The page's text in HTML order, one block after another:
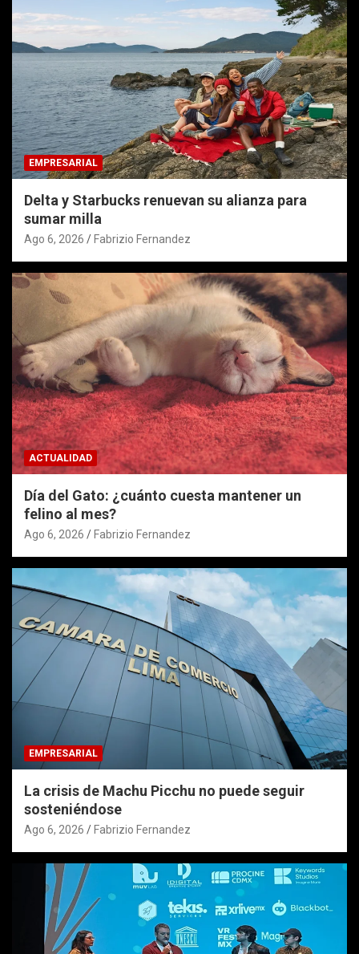
EMPRESARIAL
Delta y Starbucks renuevan su alianza para
sumar milla
Ago 6, 2026 Fabrizio Fernandez
ACTUALIDAD
Día del Gato: ¿cuánto cuesta mantener un
felino al mes?
Ago 6, 2026 Fabrizio Fernandez
EMPRESARIAL
La crisis de Machu Picchu no puede seguir
sosteniéndose
Ago 6, 2026 Fabrizio Fernandez